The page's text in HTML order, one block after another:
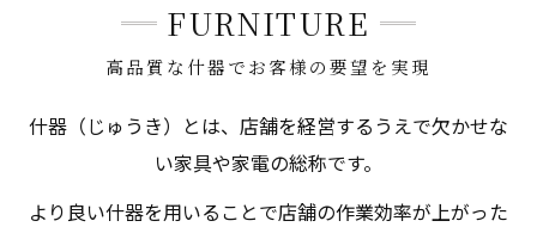
高品質な什器でお客様の要望を実現
FURNITURE
什器（じゅうき）とは、店舗を経営するうえで欠かせな
い家具や家電の総称です。
より良い什器を用いることで店舗の作業効率が上がった